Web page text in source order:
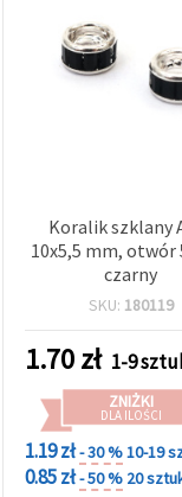
marketingowych.
"Akceptuj
wszystkie!"
Ustawieniach,
wybierając
dany typ
plików
cookie i
klikając
przycisk
"Zapisz"
Koralik szklany
10x5,5 mm, otwór
czarny
SKU: 180119
1.70zł 1-9
ZNIŻKI
DLA ILOŚCI
1.19 zł- 30 %10-19
0.85 zł- 50 % 20